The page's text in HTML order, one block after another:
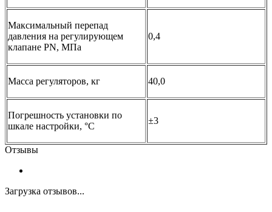
Максимальный перепад
давления на регулирующем
клапане PN, МПа
0,4
Масса регуляторов, кг 40,0
Погрешность установки по
шкале настройки, °С
±3
Отзывы
Загрузка отзывов...